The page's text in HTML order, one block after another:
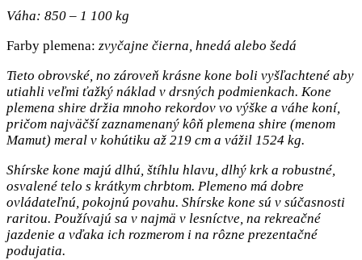
Váha: 850 – 1 100 kg
Farby plemena: zvyčajne čierna, hnedá alebo šedá
Tieto obrovské, no zároveň krásne kone boli vyšľachtené aby
utiahli veľmi ťažký náklad v drsných podmienkach. Kone
plemena shire držia mnoho rekordov vo výške a váhe koní,
pričom najväčší zaznamenaný kôň plemena shire (menom
Mamut) meral v kohútiku až 219 cm a vážil 1524 kg.
Shírske kone majú dlhú, štíhlu hlavu, dlhý krk a robustné,
osvalené telo s krátkym chrbtom. Plemeno má dobre
ovládateľnú, pokojnú povahu. Shírske kone sú v súčasnosti
raritou. Používajú sa v najmä v lesníctve, na rekreačné
jazdenie a vďaka ich rozmerom i na rôzne prezentačné
podujatia.